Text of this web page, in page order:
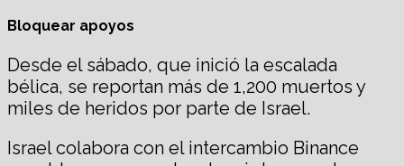
Bloquear apoyos
Desde el sábado, que inició la escalada
bélica, se reportan más de 1,200 muertos y
miles de heridos por parte de Israel.
Israel colabora con el intercambio Binance